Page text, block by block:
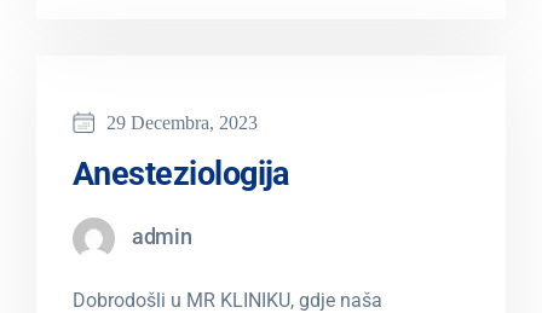
29 Decembra, 2023
Anesteziologija
admin
Dobrodošli u MR KLINIKU, gdje naša